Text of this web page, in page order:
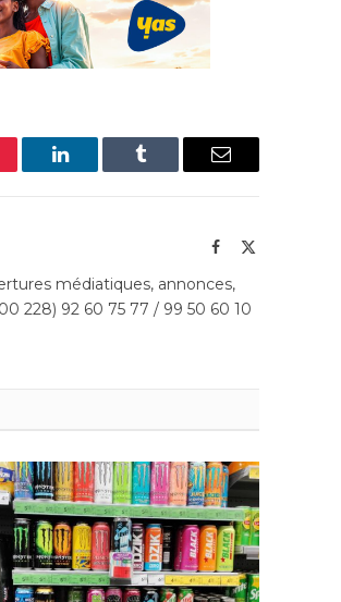
LinkedIn Tumblr Email
Facebook
médiatiques, annonces,
228) 92 60 75 77 / 99 50 60 10